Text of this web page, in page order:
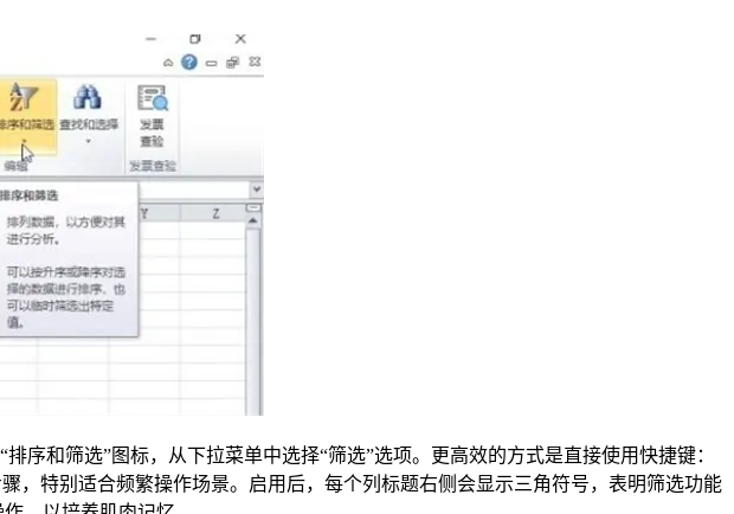
序和筛选”图标，从下拉菜单中选择“筛选”选项。更高效的方式是直接使用快捷键：
，特别适合频繁操作场景。启用后，每个列标题右侧会显示三角符号，表明筛选功能